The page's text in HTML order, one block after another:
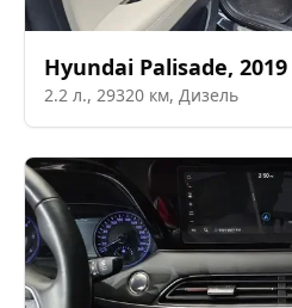
Hyundai Palisade, 2019
2.2 л., 29320 км, Дизель